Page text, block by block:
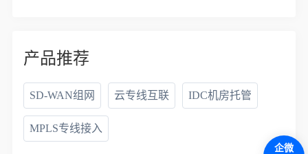
产品推荐
SD-WAN组网 云专线互联 IDC机房托管
MPLS专线接入
企微